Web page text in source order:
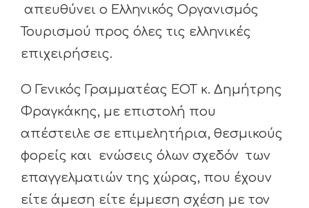
απευθύνει ο Ελληνικός Οργανισμός
Τουρισμού προς όλες τις ελληνικές
επιχειρήσεις.
Ο Γενικός Γραμματέας ΕΟΤ κ. Δημήτρης
Φραγκάκης, με επιστολή που
απέστειλε σε επιμελητήρια, θεσμικούς
φορείς και ενώσεις όλων σχεδόν των
επαγγελματιών της χώρας, που έχουν
είτε άμεση είτε έμμεση σχέση με τον